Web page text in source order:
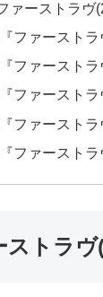
ァーストラヴ
ファースト
ファースト
ファースト
ファースト
ファースト
トラヴ